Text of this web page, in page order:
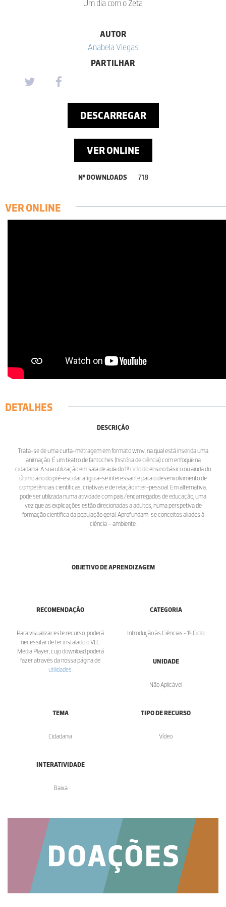
Um dia com o Zeta
AUTOR
Anabela Viegas
PARTILHAR
DESCARREGAR
VER ONLINE
Nº DOWNLOADS 718
VER ONLINE
DETALHES
DESCRIÇÃO
Trata-se de uma curta-metragem em formato wmv, na qual está inserida uma
animação. É um teatro de fantoches (história de ciência) com enfoque na
cidadania. A sua utilização em sala de aula do 1º ciclo do ensino básico ou ainda do
último ano do pré-escolar afigura-se interessante para o desenvolvimento de
competências científicas, criativas e de relação inter-pessoal. Em alternativa,
pode ser utilizada numa atividade com pais/encarregados de educação, uma
vez que as explicações estão direcionadas a adultos, numa perspetiva de
formação científica da população geral. Aprofundam-se conceitos aliados à
ciência – ambiente.
OBJETIVO DE APRENDIZAGEM
RECOMENDAÇÃO
Para visualizar este recurso, poderá
necessitar de ter instalado o VLC
Media Player, cujo download poderá
fazer através da nossa página de
utilidades
CATEGORIA
Introdução às Ciências - 1º Ciclo
UNIDADE
Não Aplicável
TEMA
Cidadania
TIPO DE RECURSO
Vídeo
INTERATIVIDADE
Baixa